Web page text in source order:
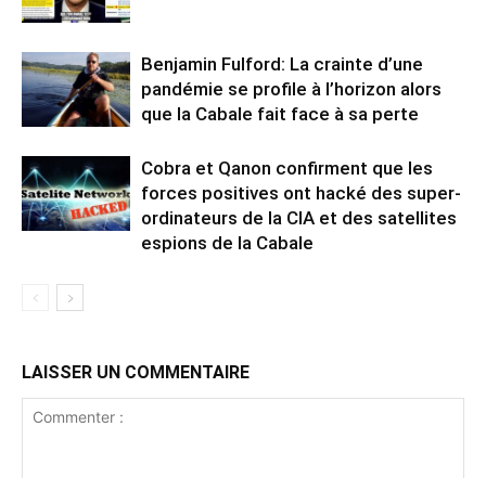
Benjamin Fulford: La crainte d’une
pandémie se profile à l’horizon alors
que la Cabale fait face à sa perte
Cobra et Qanon confirment que les
forces positives ont hacké des super-
ordinateurs de la CIA et des satellites
espions de la Cabale
LAISSER UN COMMENTAIRE